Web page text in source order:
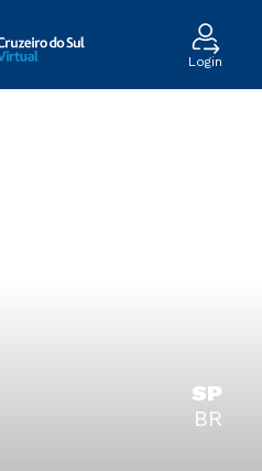
Login
SP
BR